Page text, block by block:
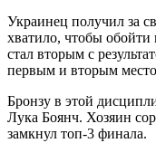
Украинец получил за
хватило, чтобы
стал вторым с
первым и вторым
Бронзу в этой
Лука Боянч. Хозяин
замкнул топ-3 финала.